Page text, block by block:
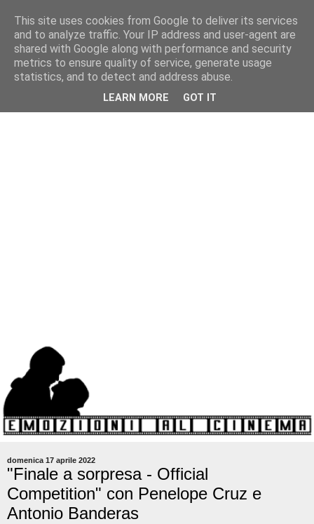
domenica 17 aprile 2022
"Finale a sorpresa - Official
Competition" con Penelope Cruz e
Antonio Banderas
This site uses cookies from Google to deliver its services
and to analyze traffic. Your IP address and user-agent are
shared with Google along with performance and security
metrics to ensure quality of service, generate usage
statistics, and to detect and address abuse.
LEARN MORE GOT IT